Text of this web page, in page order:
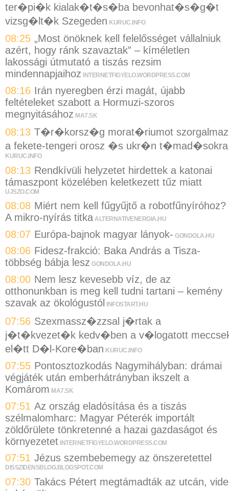
ter�pi�k kialak�t�s�ba bevonhat�s�g�t
vizsg�lt�k Szegeden KURUC.INFO
08:25 „Most önöknek kell felelősséget vállalniuk
azért, hogy ránk szavaztak” – kíméletlen
lakossági útmutató a tiszás rezsim
mindennapjaihoz
INTERNETFIGYELO.WORDPRESS.COM
08:16 Irán nyeregben érzi magát, újabb
feltételeket szabott a Hormuzi-szoros
megnyitásához MA7.SK
08:13 T�r�korsz�g morat�riumot szorgalmaz
a fekete-tengeri orosz �s ukr�n t�mad�sokra
KURUC.INFO
08:13 Rendkívüli helyzetet hirdettek a katonai
támaszpont közelében keletkezett tűz miatt
UJSZO.COM
08:08 Miért nem kell fűgyűjtő a robotfűnyíróhoz?
A mikro-nyírás titka ALTERNATIVENERGIA.HU
08:07 Európa-bajnok magyar lányok- GONDOLA.HU
08:06 Fidesz-frakció: Baka András a Tisza-
többség bábja lesz GONDOLA.HU
08:00 Nem lesz kevesebb víz, de az
otthonunkban is meg kell tudni tartani – kemény
szavak az ökológustól
INFOSTART.HU
07:56 Szexmassz�zzsal j�rtak a
j�t�kvezet�k kedv�ben a v�logatott
el�tt D�l-Kore�ban KURUC.INFO
07:55 Pontosztozkodás Nagymihályban: drámai
végjáték után emberhátrányban ikszelt a
Komárom MA7.SK
07:51 Az ország eladósítása és a tiszás
szélmalomharc: Magyar Péterék importált
zöldőrülete tönkretenné a hazai gazdaságot és
környezetet INTERNETFIGYELO.WORDPRESS.COM
07:51 Jézus szembebemegy az önszeretettel
DISSZIDENSBLOG.BLOGSPOT.COM
07:30 Takács Pétert megtámadták az utcán,